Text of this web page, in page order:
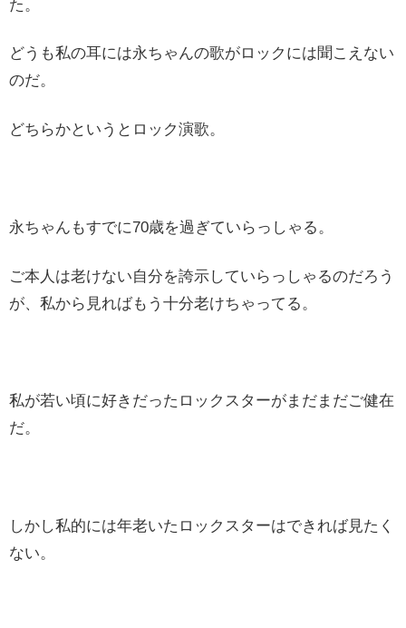
た。
どうも私の耳には永ちゃんの歌がロックには聞こえない
のだ。
どちらかというとロック演歌。
永ちゃんもすでに70歳を過ぎていらっしゃる。
ご本人は老けない自分を誇示していらっしゃるのだろう
が、私から見ればもう十分老けちゃってる。
私が若い頃に好きだったロックスターがまだまだご健在
だ。
しかし私的には年老いたロックスターはできれば見たく
ない。